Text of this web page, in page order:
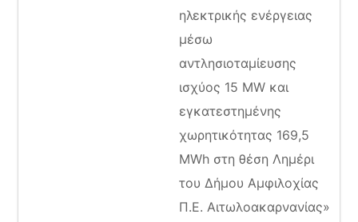
ηλεκτρικής ενέργειας
μέσω
αντλησιοταμίευσης
ισχύος 15 ΜW και
εγκατεστημένης
χωρητικότητας 169,5
MWh στη θέση Λημέρι
του Δήμου Αμφιλοχίας
Π.Ε. Αιτωλοακαρνανίας»